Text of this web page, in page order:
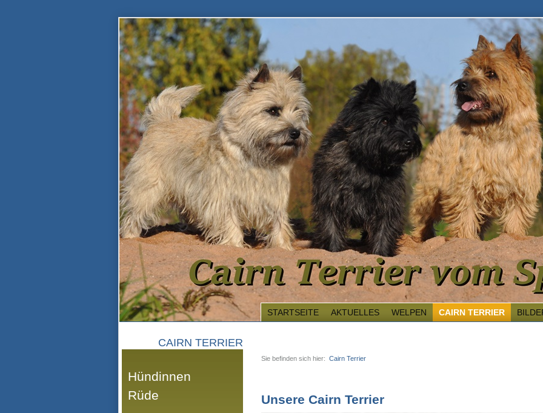
STARTSEITE AKTUELLES WELPEN CAIRN TERRIER
CAIRN TERRIER
Hündinnen
Rüde
Sie befinden sich hier: Cairn Terrier
Unsere Cairn Terrier